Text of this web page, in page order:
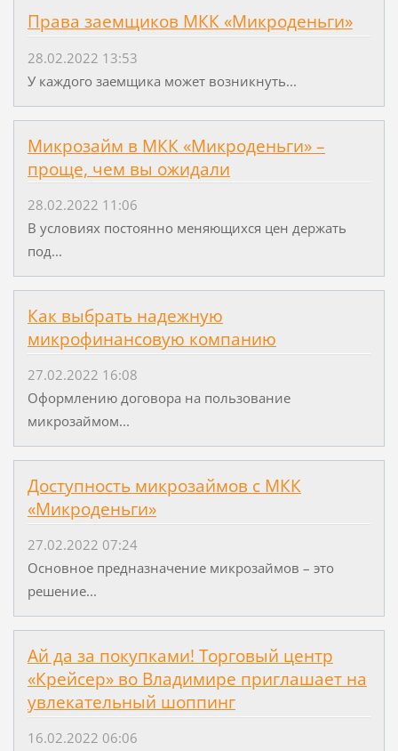
Права заемщиков МКК «Микроденьги»
28.02.2022 13:53
У каждого заемщика может возникнуть...
Микрозайм в МКК «Микроденьги» –
проще, чем вы ожидали
28.02.2022 11:06
В условиях постоянно меняющихся цен держать
под...
Как выбрать надежную
микрофинансовую компанию
27.02.2022 16:08
Оформлению договора на пользование
микрозаймом...
Доступность микрозаймов с МКК
«Микроденьги»
27.02.2022 07:24
Основное предназначение микрозаймов – это
решение...
Ай да за покупками! Торговый центр
«Крейсер» во Владимире приглашает на
увлекательный шоппинг
16.02.2022 06:06